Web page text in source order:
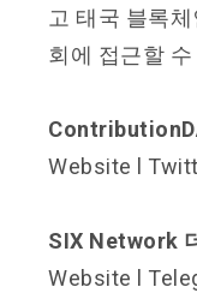
고 태국 블록
회에 접근할
Website
SIX Network
Website